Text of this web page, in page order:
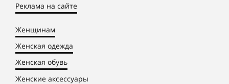
Реклама на сайте
Женщинам
Женская одежда
Женская обувь
Женские аксессуары